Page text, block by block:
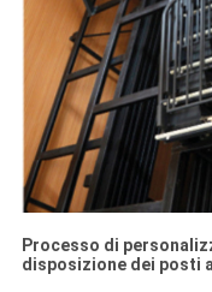
Processo di
disposizione dei posti